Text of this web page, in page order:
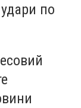
по